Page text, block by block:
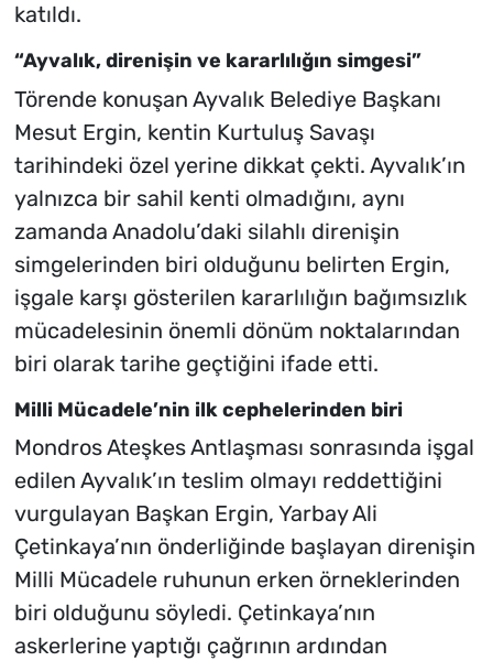
katıldı.
“Ayvalık, direnişin ve kararlılığın simgesi”
Törende konuşan Ayvalık Belediye Başkanı
Mesut Ergin, kentin Kurtuluş Savaşı
tarihindeki özel yerine dikkat çekti. Ayvalık’ın
yalnızca bir sahil kenti olmadığını, aynı
zamanda Anadolu’daki silahlı direnişin
simgelerinden biri olduğunu belirten Ergin,
işgale karşı gösterilen kararlılığın bağımsızlık
mücadelesinin önemli dönüm noktalarından
biri olarak tarihe geçtiğini ifade etti.
Milli Mücadele’nin ilk cephelerinden biri
Mondros Ateşkes Antlaşması sonrasında işgal
edilen Ayvalık’ın teslim olmayı reddettiğini
vurgulayan Başkan Ergin, Yarbay Ali
Çetinkaya’nın önderliğinde başlayan direnişin
Milli Mücadele ruhunun erken örneklerinden
biri olduğunu söyledi. Çetinkaya’nın
askerlerine yaptığı çağrının ardından